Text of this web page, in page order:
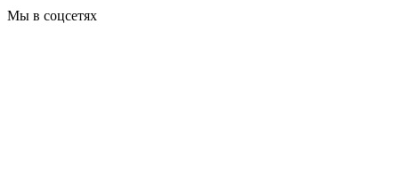
Мы в соцсетях